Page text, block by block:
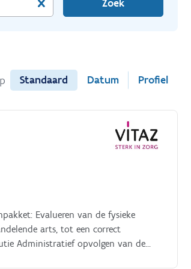
Zoek
Standaard Datum Profiel
fysieke
arts, tot een correct